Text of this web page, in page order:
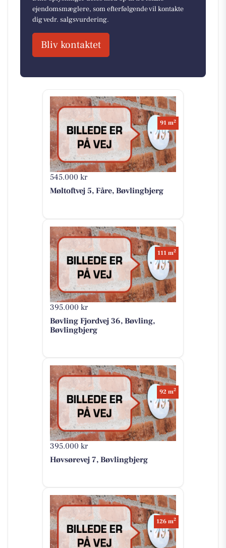
ejendomsmæglere, som efterfølgende vil kontakte
dig vedr. salgsvurdering.
Bliv kontaktet
545.000 kr
91 m2
Møltoftvej 5, Fåre, Bøvlingbjerg
395.000 kr
111 m2
Bøvling Fjordvej 36, Bøvling,
Bøvlingbjerg
395.000 kr
92 m2
Høvsørevej 7, Bøvlingbjerg
126 m2